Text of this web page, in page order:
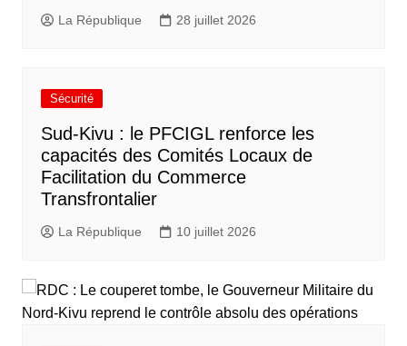
La République 28 juillet 2026
Sécurité
Sud-Kivu : le PFCIGL renforce les
capacités des Comités Locaux de
Facilitation du Commerce
Transfrontalier
La République 10 juillet 2026